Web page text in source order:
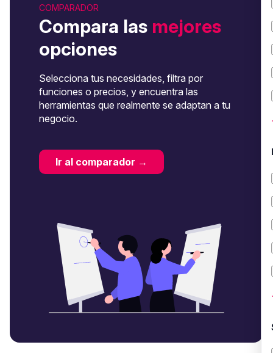
COMPARADOR
Compara las mejores
opciones
Selecciona tus necesidades, filtra por
funciones o precios, y encuentra las
herramientas que realmente se adaptan a tu
negocio.
Ir al comparador →